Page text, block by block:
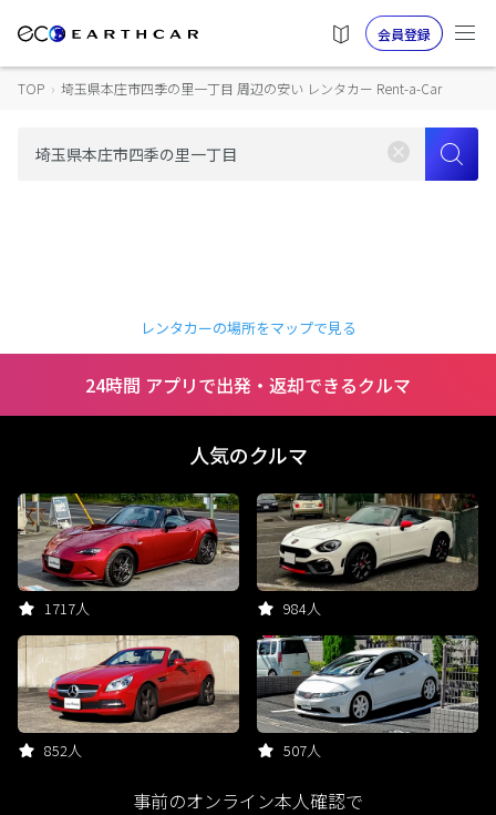
会員登録
TOP › 埼玉県本庄市四季の里一丁目 周辺の安い レンタカー Rent-a-Car
レンタカーの場所をマップで見る
24時間 アプリで出発・返却できるクルマ
人気のクルマ
1717人 984人
852人 507人
事前のオンライン本人確認で